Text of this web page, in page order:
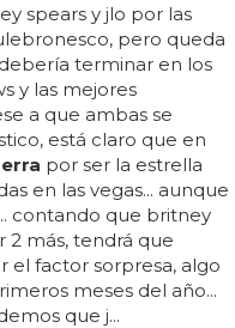
spears y jlo por las
pero queda
terminar en los
y las mejores
a que ambas se
está claro que en
por ser la estrella
en las vegas... aunque
contando que britney
2 más, tendrá que
el factor sorpresa, algo
meses del año...
que j...